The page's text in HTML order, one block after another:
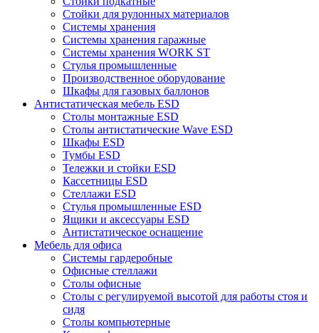
Стойки для рулонных материалов
Системы хранения
Системы хранения гаражные
Системы хранения WORK ST
Стулья промышленные
Производственное оборудование
Шкафы для газовых баллонов
Антистатическая мебель ESD
Столы монтажные ESD
Столы антистатические Wave ESD
Шкафы ESD
Тумбы ESD
Тележки и стойки ESD
Кассетницы ESD
Стеллажи ESD
Стулья промышленные ESD
Ящики и аксессуары ESD
Антистатическое оснащение
Мебель для офиса
Системы гардеробные
Офисные стеллажи
Столы офисные
Столы с регулируемой высотой для работы стоя и
сидя
Столы компьютерные